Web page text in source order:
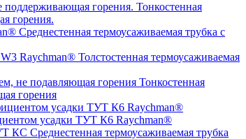
Тонкостенная
горения.
Среднестенная термоусаживаемая трубка c
Толстостенная термоусаживаемая
Тонкостенная
горения
усадки ТУТ К6 Raychman®
Среднестенная термоусаживаемая трубка